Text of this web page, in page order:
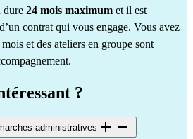
dure 24 mois maximum et il est
contrat qui vous engage. Vous avez
et des ateliers en groupe sont
?
administratives